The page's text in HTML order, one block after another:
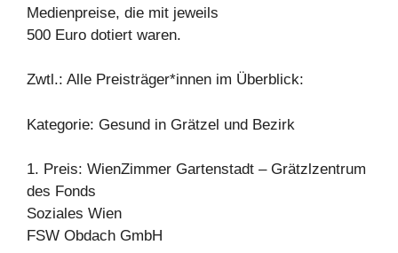
Medienpreise, die mit jeweils
500 Euro dotiert waren.
Zwtl.: Alle Preisträger*innen im Überblick:
Kategorie: Gesund in Grätzel und Bezirk
1. Preis: WienZimmer Gartenstadt – Grätzlzentrum
des Fonds
Soziales Wien
FSW Obdach GmbH